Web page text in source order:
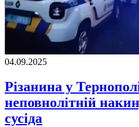
04.09.2025
Різанина у
неповнолітній
сусіда